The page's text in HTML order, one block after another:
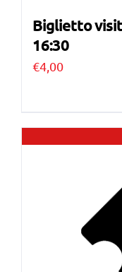
Biglietto
16:30
€4,00